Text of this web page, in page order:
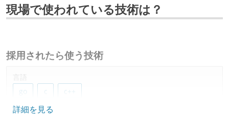
現場で使われている技術は？
採用されたら使う技術
言語
go
c c++
データベース
詳細を見る